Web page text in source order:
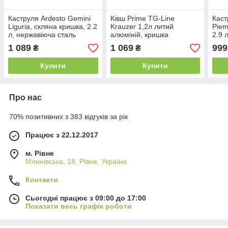
Каструля Ardesto Gemini
Liguria, скляна кришка, 2.2
л, нержавіюча сталь
1 089 ₴
Купити
Ківш Prime TG-Line
Krauzer 1,2л литий
алюміній, кришка
силіконовий обідок,
індукція
1 069₴
Купити
2.9
999
Про нас
70% позитивних з 383 відгуків за рік
Працює з 22.12.2017
м. Рівне
Млинівська, 18, Рівне, Україна
Контакти
Сьогодні працює з 09:00 до 17:00
Показати весь графік роботи